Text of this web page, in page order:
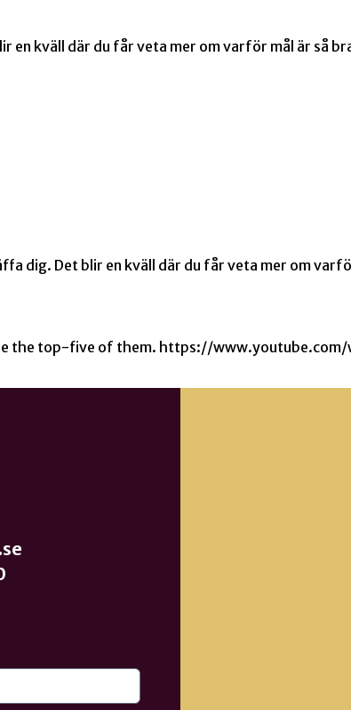
kväll där du får veta mer om varför mål är så
dig. Det blir en kväll där du får veta mer om
the top-five of them. https://